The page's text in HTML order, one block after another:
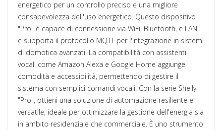
energetico per un controllo preciso e una migliore
consapevolezza dell'uso energetico. Questo dispositivo
"Pro" è capace di connessione via WiFi, Bluetooth, e LAN,
e supporta il protocollo MQTT per l'integrazione in sistemi
di domotica avanzati. La compatibilità con assistenti
vocali come Amazon Alexa e Google Home aggiunge
comodità e accessibilità, permettendo di gestire il
sistema con semplici comandi vocali. Con la serie Shelly
"Pro", ottieni una soluzione di automazione resiliente e
versatile, ideale per ottimizzare la gestione dell'energia sia
in ambito residenziale che commerciale. È uno strumento